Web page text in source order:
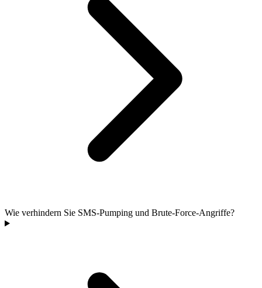
Wie verhindern Sie SMS-Pumping und Brute-Force-Angriffe?